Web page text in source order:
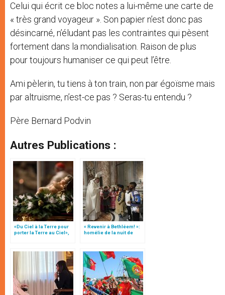
Celui qui écrit ce bloc notes a lui-même une carte de
« très grand voyageur ». Son papier n’est donc pas
désincarné, n’éludant pas les contraintes qui pèsent
fortement dans la mondialisation. Raison de plus
pour toujours humaniser ce qui peut l’être.
Ami pèlerin, tu tiens à ton train, non par égoïsme mais
par altruisme, n’est-ce pas ? Seras-tu entendu ?
Père Bernard Podvin
Autres Publications :
«Du Ciel à la Terre pour
porter la Terre au Ciel»,
« Revenir à Bethléem! »:
homélie de la nuit de
Noël (texte complet)